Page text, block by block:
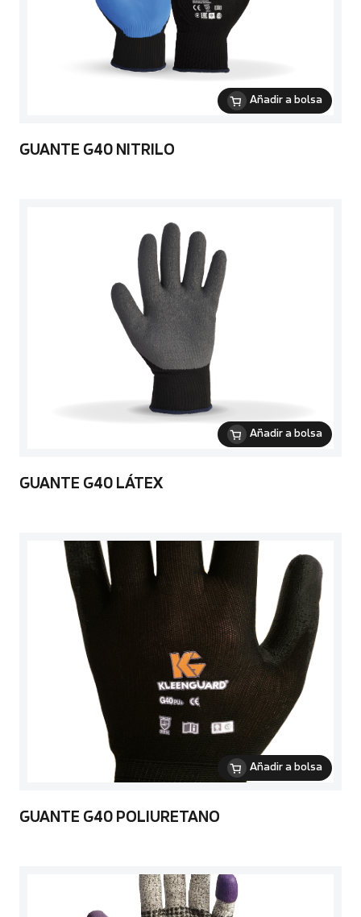
Añadir a bolsa
GUANTE G40 NITRILO
Añadir a bolsa
GUANTE G40 LÁTEX
Añadir a bolsa
GUANTE G40 POLIURETANO